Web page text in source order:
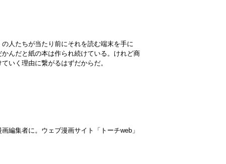
人たちが当たり前にそれを読む端末を手に
んだと紙の本は作られ続けている。けれど商
いく理由に繋がるはずだからだ。
編集者に。ウェブ漫画サイト「トーチweb」